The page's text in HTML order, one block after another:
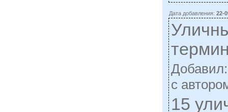
Дата добавления:22-
c
15